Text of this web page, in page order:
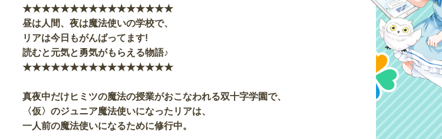
★★★★★★★★★★★★★★★★
昼は人間、夜は魔法使いの学校で、
リアは今日もがんばってます!
読むと元気と勇気がもらえる物語♪
★★★★★★★★★★★★★★★★
真夜中だけヒミツの魔法の授業がおこなわれる双十字学園で、
〈仮〉のジュニア魔法使いになったリアは、
一人前の魔法使いになるために修行中。